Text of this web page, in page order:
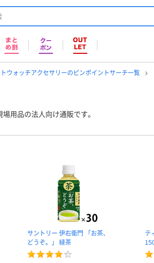
ウォッチアクセサリーのピンポイントサーチ一覧
用品の法人向け通販です。
サントリー 伊右衛門 「お茶、
どうぞ。」 緑茶
テ